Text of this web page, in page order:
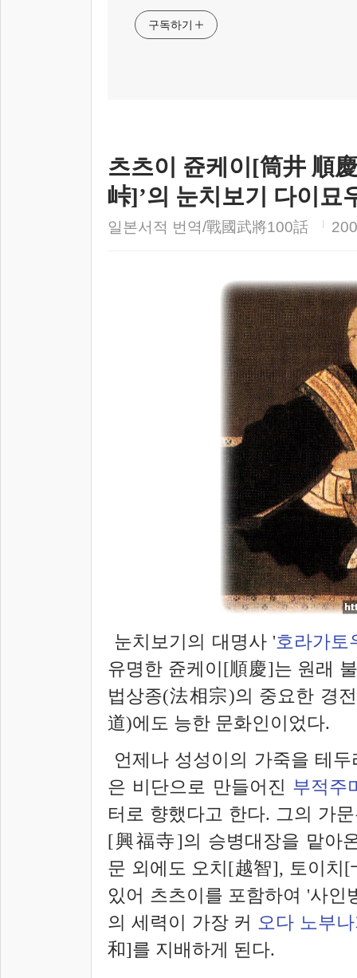
구독하기
츠츠이 쥰케이[筒井 順
峠]’의 눈치보기 다이묘
일본서적 번역/戰國武將100話
눈치보기의 대명사 '호라가토
유명한 쥰케이[順慶]는 원래
법상종(法相宗)의 중요한 경
道)에도 능한 문화인이었다.
언제나 성성이의 가죽을 테
은 비단으로 만들어진 부적주
터로 향했다고 한다. 그의 가
[興福寺]의 승병대장을 맡아
문 외에도 오치[越智], 토이치[
있어 츠츠이를 포함하여 '사인
의 세력이 가장 커 오다 노부
和]를 지배하게 된다.